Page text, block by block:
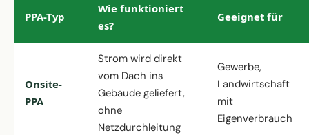
PPA-Typ
Wie funktioniert
es?
Geeignet für
Onsite-
PPA
Strom wird direkt
vom Dach ins
Gebäude geliefert,
ohne
Netzdurchleitung
Gewerbe,
Landwirtschaft
mit
Eigenverbrauch